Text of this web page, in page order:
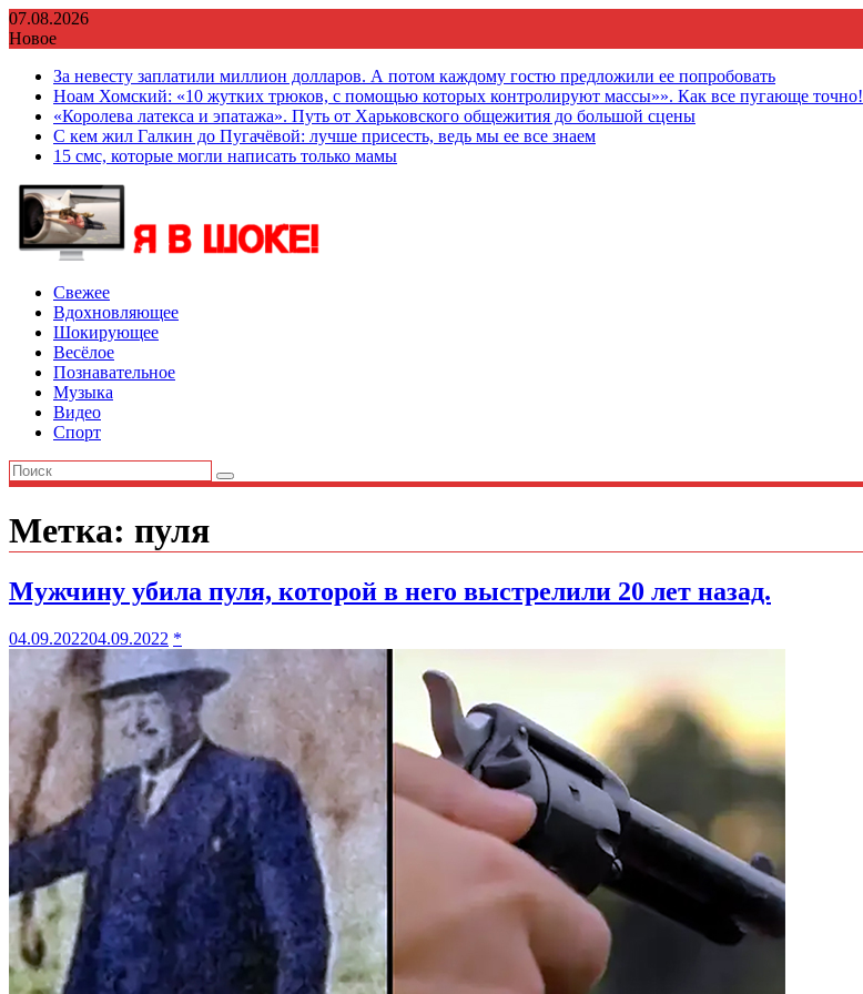
Перейти
к
07.08.2026
Новое
За невесту заплатили миллион долларов. А потом каждому гостю предложили ее попробовать
Ноам Хомский: «10 жутких трюков, с помощью которых контролируют массы»». Как все пугающе точно!
«Королева латекса и эпатажа». Путь от Харьковского общежития до большой сцены
С кем жил Галкин до Пугачёвой: лучше присесть, ведь мы ее все знаем
15 смс, которые могли написать только мамы
Свежее
Вдохновляющее
Шокирующее
Весёлое
Познавательное
Музыка
Видео
Спорт
Метка: пуля
Мужчину убила пуля, которой в него выстрелили 20 лет назад.
04.09.202204.09.2022 *